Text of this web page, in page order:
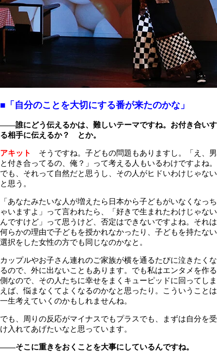
■「自分のことを大切にする番が来たのかな」
――誰にどう伝えるかは、難しいテーマですね。お付き合いす
る相手に伝えるか？ とか。
アキット
そうですね。子どもの問題もありますし。「え、男
と付き合ってるの、俺？」って考える人もいるわけですよね。
でも、それって自然だと思うし、その人がヒドいわけじゃない
と思う。
「あなたみたいな人が増えたら日本から子どもがいなくなっち
ゃいますよ」って言われたら、「好きで生まれたわけじゃない
んですけど」って思うけど、否定はできないですよね。それは
何らかの理由で子どもを授かれなかったり、子どもを持たない
選択をした女性の方でも同じなのかなと。
カップルやお子さん連れのご家族が横を通るたびに泣きたくな
るので、外に出ないこともあります。でも私はエンタメを作る
側なので、その人たちに幸せをまくキューピッドに回ってしま
えば、悩まなくてよくなるのかなと思ったり。こういうことは
一生考えていくのかもしれませんね。
でも、周りの反応がマイナスでもプラスでも、まずは自分を受
け入れてあげたいなと思っています。
――そこに重きをおくことを大事にしているんですね。